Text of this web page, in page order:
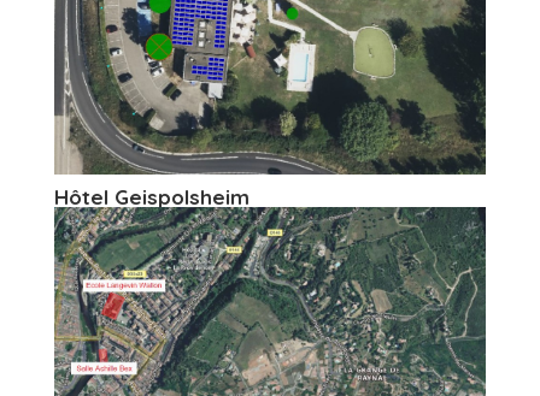
Hôtel Geispolsheim